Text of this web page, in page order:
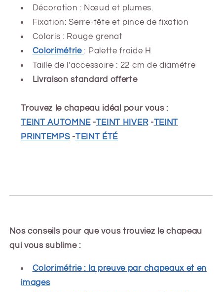
Décoration : Nœud et plumes.
Fixation: Serre-tête et pince de fixation
Coloris : Rouge grenat
Colorimétrie : Palette froide H
Taille de l'accessoire : 22 cm de diamètre
Livraison standard offerte
Trouvez le chapeau idéal pour vous :
TEINT AUTOMNE-TEINT HIVER-TEINT
PRINTEMPS-TEINT ÉTÉ
Nos conseils pour que vous trouviez le chapeau
qui vous sublime :
Colorimétrie : la preuve par chapeaux et en
images